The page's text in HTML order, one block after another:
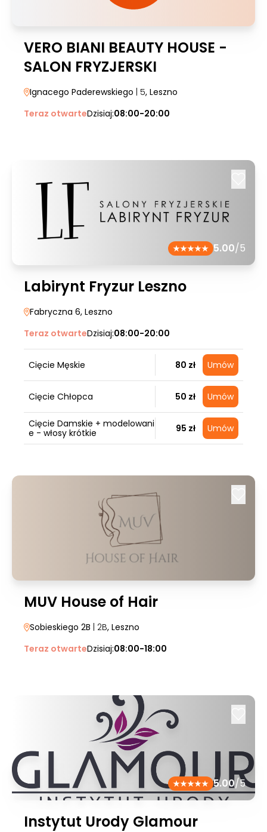
VERO BIANI BEAUTY HOUSE -
SALON FRYZJERSKI
Ignacego Paderewskiego | 5, Leszno
Teraz otwarteDzisiaj:08:00-20:00
5.00/5
Labirynt Fryzur Leszno
Fabryczna 6, Leszno
Teraz otwarteDzisiaj:08:00-20:00
Cięcie Męskie 80 zł Umów
Cięcie Chłopca 50 zł Umów
Cięcie Damskie + modelowani
e - włosy krótkie
95 zł Umów
MUV House of Hair
Sobieskiego 2B | 2B, Leszno
Teraz otwarteDzisiaj:08:00-18:00
5.00/5
Instytut Urody Glamour